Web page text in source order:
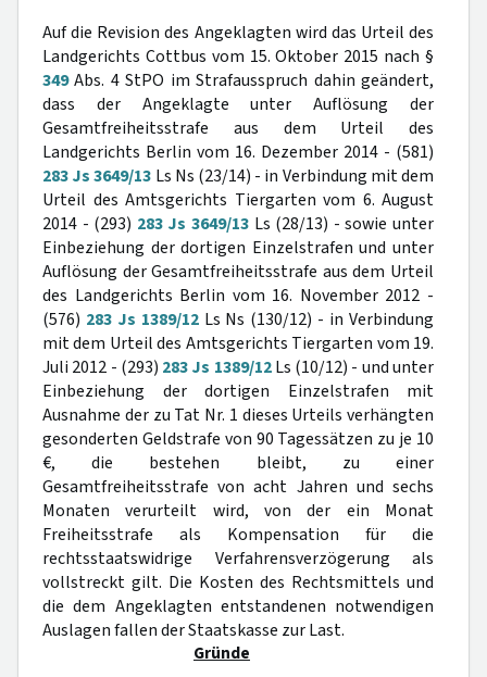
Auf die Revision des Angeklagten wird das Urteil des
Landgerichts Cottbus vom 15. Oktober 2015 nach §
349Abs. 4 StPO im Strafausspruch dahin geändert,
dass der Angeklagte unter Auflösung der
Gesamtfreiheitsstrafe aus dem Urteil des
Landgerichts Berlin vom 16. Dezember 2014 - (581)
283 Js 3649/13 Ls Ns (23/14) - in Verbindung mit dem
Urteil des Amtsgerichts Tiergarten vom 6. August
2014 - (293) 283 Js 3649/13 Ls (28/13) - sowie unter
Einbeziehung der dortigen Einzelstrafen und unter
Auflösung der Gesamtfreiheitsstrafe aus dem Urteil
des Landgerichts Berlin vom 16. November 2012 -
(576) 283 Js 1389/12Ls Ns (130/12) - in Verbindung
mit dem Urteil des Amtsgerichts Tiergarten vom 19.
Juli 2012 - (293) 283 Js 1389/12Ls (10/12) - und unter
Einbeziehung der dortigen Einzelstrafen mit
Ausnahme der zu Tat Nr. 1 dieses Urteils verhängten
gesonderten Geldstrafe von 90 Tagessätzen zu je 10
€, die bestehen bleibt, zu einer
Gesamtfreiheitsstrafe von acht Jahren und sechs
Monaten verurteilt wird, von der ein Monat
Freiheitsstrafe als Kompensation für die
rechtsstaatswidrige Verfahrensverzögerung als
vollstreckt gilt. Die Kosten des Rechtsmittels und
die dem Angeklagten entstandenen notwendigen
Auslagen fallen der Staatskasse zur Last.
Gründe